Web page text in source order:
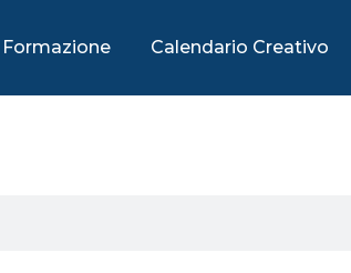
Formazione Calendario Creativo